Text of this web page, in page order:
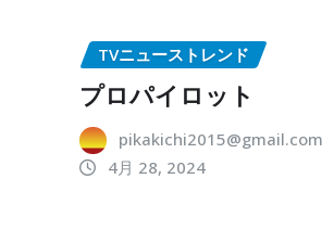
TVニューストレンド
プロパイロット
pikakichi2015@gmail.com
4月 28, 2024